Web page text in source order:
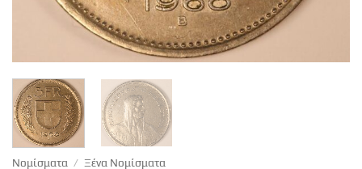
Νομίσματα / Ξένα Νομίσματα